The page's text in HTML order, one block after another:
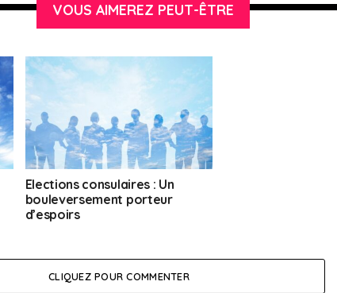
VOUS AIMEREZ PEUT-ÊTRE
Elections consulaires : Un
bouleversement porteur
d’espoirs
CLIQUEZ POUR COMMENTER